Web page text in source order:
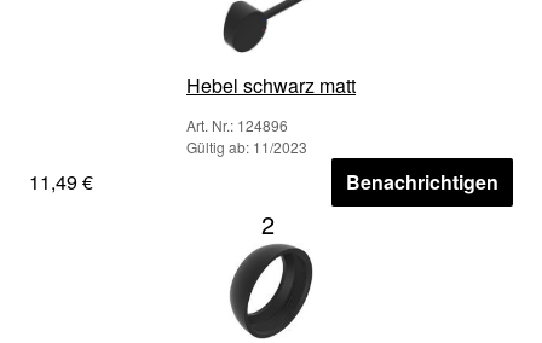
Hebel schwarz matt
Art. Nr.: 124896
Gültig ab: 11/2023
11,49 € Benachrichtigen
2